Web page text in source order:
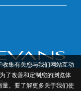
收集有关您与我们网站互动
了改善和定制您的浏览体
。要了解更多关于我们使